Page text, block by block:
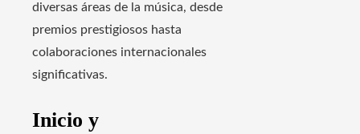
diversas áreas de la música, desde
premios prestigiosos hasta
colaboraciones internacionales
significativas.
Inicio y